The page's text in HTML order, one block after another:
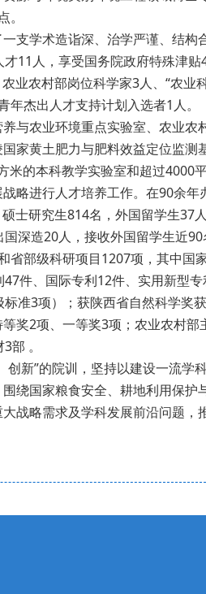
支学术造诣深、治学严谨、结
11人，享受国务院政府特殊津
业农村部岗位科学家3人、“农
杰出人才支持计划入选者1人。
与农业环境重点实验室、农业
家黄土肥力与肥料效益定位监
的本科教学实验室和超过4000
略进行人才培养工作。在90余
士研究生814名，外国留学生37
深造20人，接收外国留学生近90
省部级科研项目1207项，其中
件、国际专利12件、实用新型
准3项）；获陕西省自然科学奖
奖2项、一等奖3项；农业农村
部 。
创新”的院训，坚持以建设一流
绕国家粮食安全、耕地利用保
战略需求及学科发展前沿问题